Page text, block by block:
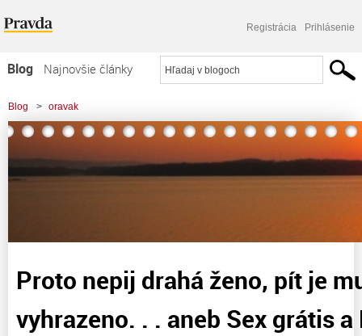
Registrácia Prihlásenie
Blog
Najnovšie články
Najčítanejšie články
Najkomentovanejšie články
Zoznam blogov
Blog > oravak
> Proto nepij drahá ženo, pít je mužúm vyhrazeno. . . aneb Sex grátis a Peklom
Proto nepij drahá ženo, pít je
vyhrazeno. . . aneb Sex grátis